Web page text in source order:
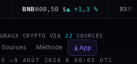
BNB600,50 $▲ +1,3 % XRP
CRYPTO VIA 22 SOURCES
Sources Méthode App
—9 AOÛT 2026 À 00:05 UTC